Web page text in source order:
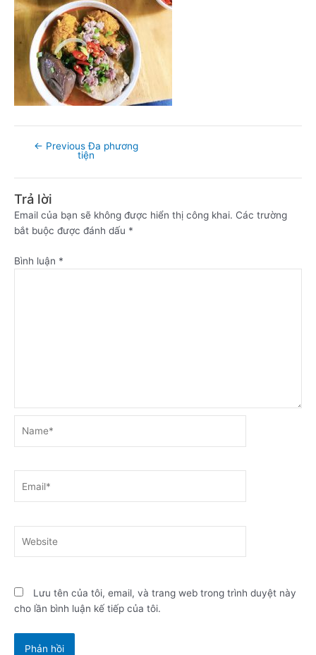
← Previous Đa phương
tiện
Trả lời
Email của bạn sẽ không được hiển thị công khai. Các trường
bắt buộc được đánh dấu *
Bình luận *
Lưu tên của tôi, email, và trang web trong trình duyệt này
cho lần bình luận kế tiếp của tôi.